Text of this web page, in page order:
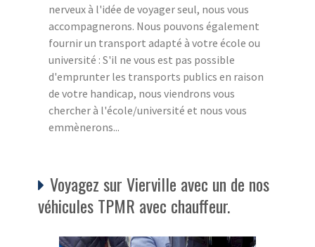
nerveux à l'idée de voyager seul, nous vous
accompagnerons. Nous pouvons également
fournir un transport adapté à votre école ou
université : S'il ne vous est pas possible
d'emprunter les transports publics en raison
de votre handicap, nous viendrons vous
chercher à l'école/université et nous vous
emmènerons...
Voyagez sur Vierville avec un de nos
véhicules TPMR avec chauffeur.